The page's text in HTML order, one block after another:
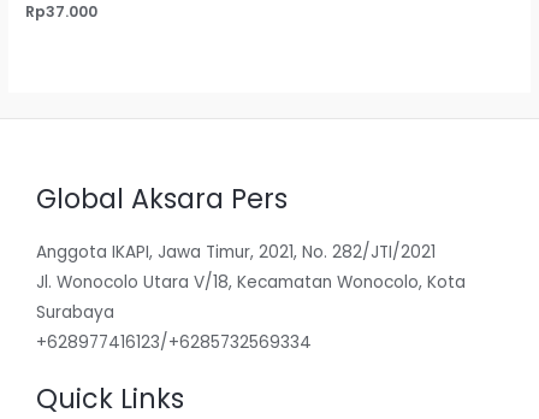
Dinilai
Rp37.000
Global Aksara Pers
Anggota IKAPI, Jawa Timur, 2021, No. 282/JTI/2021
Jl. Wonocolo Utara V/18, Kecamatan Wonocolo, Kota
Surabaya
+628977416123/+6285732569334
Quick Links